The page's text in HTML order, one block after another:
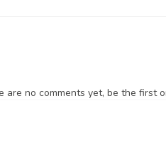
are no comments yet, be the first